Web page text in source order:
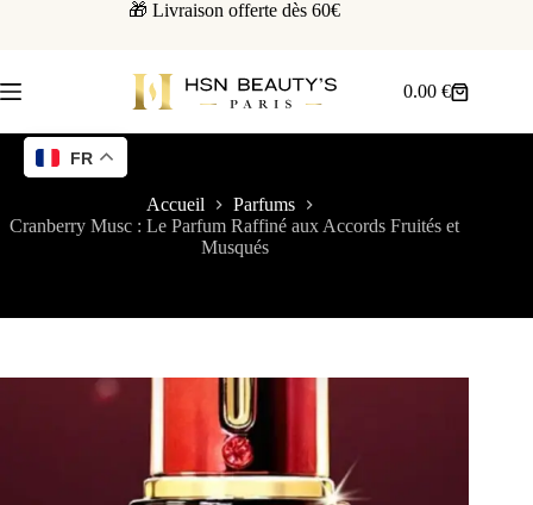
🎁 Livraison offerte dès 60€
0.00€
Accueil
Parfums
Cranberry Musc : Le Parfum Raffiné aux Accords Fruités et
Musqués
FR